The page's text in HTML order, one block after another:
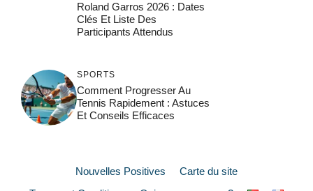
Roland Garros 2026 : Dates
Clés Et Liste Des
Participants Attendus
SPORTS
Comment Progresser Au
Tennis Rapidement : Astuces
Et Conseils Efficaces
Nouvelles Positives
Carte du site